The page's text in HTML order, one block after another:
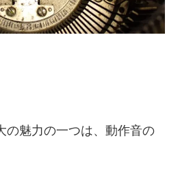
の魅力の一つは、動作音の